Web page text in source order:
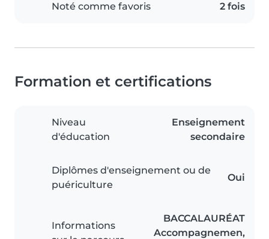
Noté comme favoris 2 fois
Formation et certifications
Niveau
d'éducation
Enseignement
secondaire
Diplômes d'enseignement ou de
puériculture
Oui
Informations
BACCALAURÉAT
Accompagnemen,